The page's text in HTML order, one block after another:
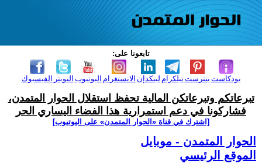
تابعونا على:
الفيسبوك التويتر اليوتيوب الانستغرام لينكدإن تيلكرامبنترست بودكاست
تبرعاتكم وتبرعاتكن المالية تحفظ استقلال الحوار المتمدن،
فشاركونا في دعم استمرارية هذا الفضاء اليساري الحر
[اشترك في قناة ‫«الحوار المتمدن» على اليوتيوب]
الحوار المتمدن - موبايل
الموقع الرئيسي